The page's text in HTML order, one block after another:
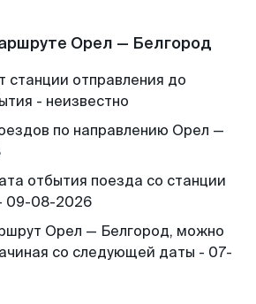
Орел — Белгород
станции отправления до
- неизвестно
по направлению Орел —
отбытия поезда со станции
09-08-2026
Орел — Белгород, можно
со следующей даты - 07-